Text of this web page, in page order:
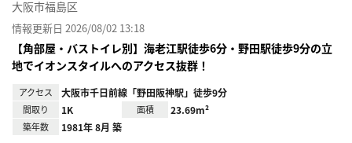
大阪市福島区
情報更新日 2026/08/02 13:18
【角部屋・バストイレ別】海老江駅徒歩6分・野田駅徒歩9分の立
地でイオンスタイルへのアクセス抜群！
アクセス 大阪市千日前線「野田阪神駅」徒歩9分
間取り 1K 面積 23.69m²
築年数 1981年 8月 築